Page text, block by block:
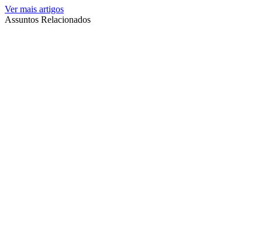
Ver mais artigos
Assuntos Relacionados